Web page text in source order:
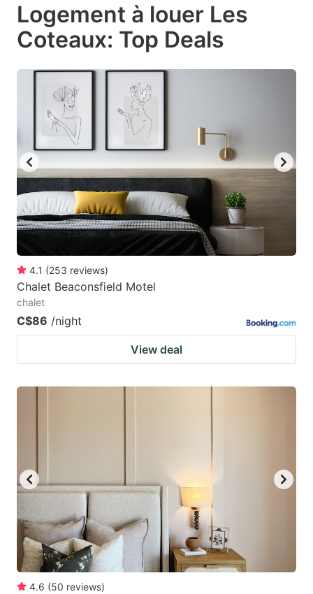
key
to
the
keyboard
shortcuts
for
changing
dates.
key
to
for
changing
dates.
Logement à louer Les
Coteaux: Top Deals
4.1 (253 reviews)
Chalet Beaconsfield Motel
chalet
C$86 /night
View deal
4.6 (50 reviews)